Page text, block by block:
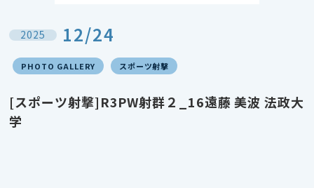
2025 12/24
PHOTO GALLERY スポーツ射撃
[スポーツ射撃]R3PW射群２_16遠藤 美波 法政大
学